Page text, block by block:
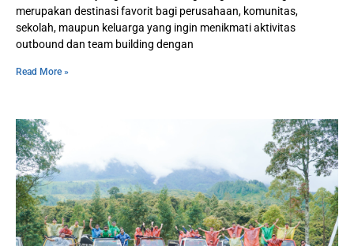
merupakan destinasi favorit bagi perusahaan, komunitas,
sekolah, maupun keluarga yang ingin menikmati aktivitas
outbound dan team building dengan
Read More »